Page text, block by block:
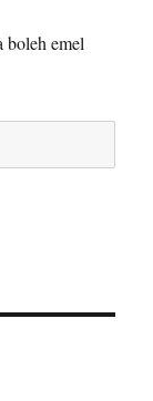
boleh emel